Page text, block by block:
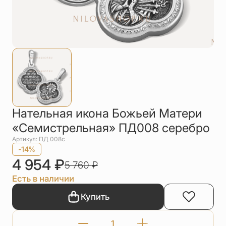
Цепи
Шнурки на
Другое
Нательная икона Божьей Матери
«Семистрельная» ПД008 серебро
Артикул: ПД 008с
-14%
4 954 ₽5 760₽
Есть в наличии
Купить